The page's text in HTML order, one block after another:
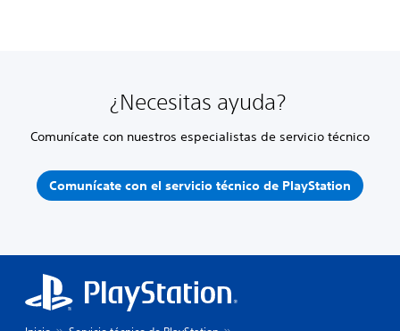
¿Necesitas ayuda?
Comunícate con nuestros especialistas de servicio técnico
Comunícate con el servicio técnico de PlayStation